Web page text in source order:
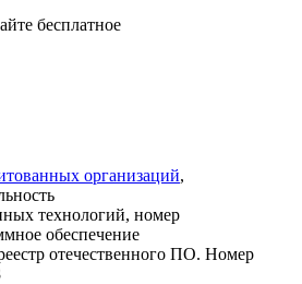
бесплатное
организаций,
технологий, номер
обеспечение
отечественного ПО. Номер